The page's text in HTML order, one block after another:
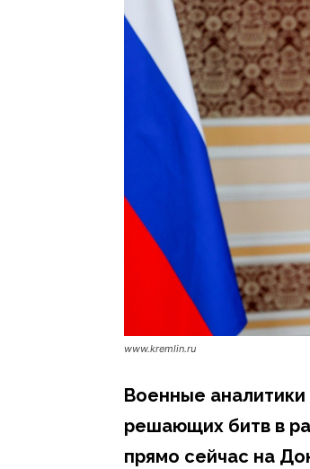
www.kremlin.ru
Военные
решающих битв в
прямо сейчас на